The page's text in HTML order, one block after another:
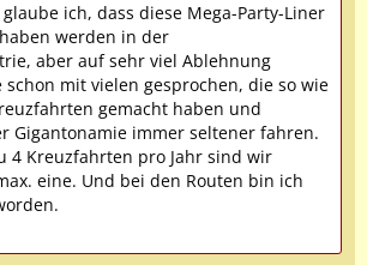
ich, dass diese Mega-Party-Liner
werden in der
aber auf sehr viel Ablehnung
schon mit vielen gesprochen, die so wie
gemacht haben und
Gigantonamie immer seltener fahren.
4 Kreuzfahrten pro Jahr sind wir
eine. Und bei den Routen bin ich